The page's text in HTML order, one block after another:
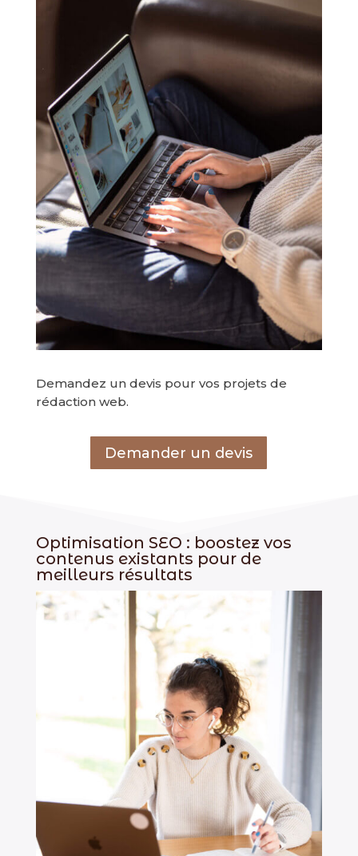
Demandez un devis pour vos projets de
rédaction web.
Demander un devis
Optimisation SEO : boostez vos
contenus existants pour de
meilleurs résultats